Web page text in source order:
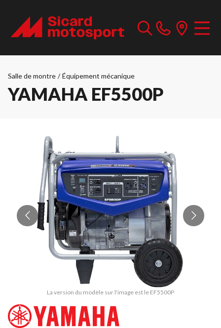
Salle de montre / Équipement mécanique
YAMAHA EF5500P
La version du modèle sur l'image est le EF5500P